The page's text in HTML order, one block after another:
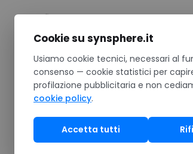
Home/Notizie/Universal Print:
ANALISI
Universal
Cookie su synsphere.it
Usiamo cookie tecnici, necessari al
consenso — cookie statistici per
profilazione pubblicitaria e non
cookie policy.
Accetta tutti